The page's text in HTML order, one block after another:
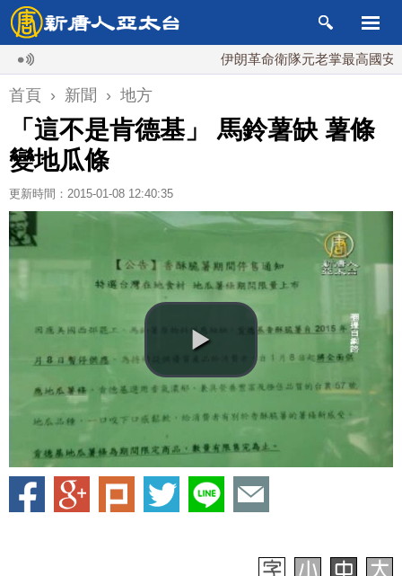
伊朗革命衛隊元老掌最高國安會 內
首頁 › 新聞 › 地方
「這不是肯德基」 馬鈴薯缺 薯條
變地瓜條
更新時間：2015-01-08 12:40:35